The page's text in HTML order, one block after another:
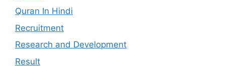
Quran In Hindi
Recruitment
Research and Development
Result